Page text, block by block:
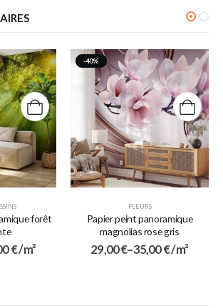
forêt
€/ m²
-40%
FLEURS
Papier peint panoramique
magnolias rose gris
29,00€–35,00€/ m²